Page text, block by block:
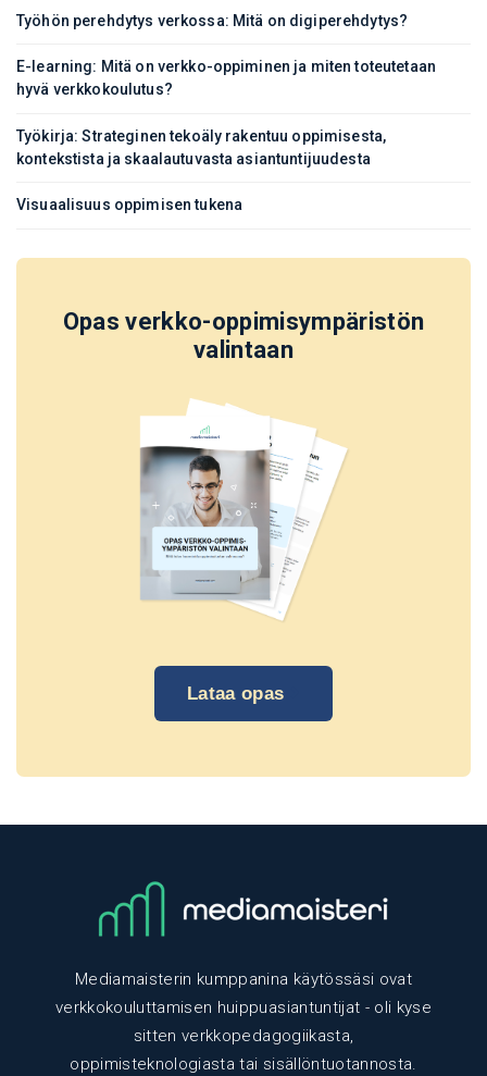
Työhön perehdytys verkossa: Mitä on digiperehdytys?
E-learning: Mitä on verkko-oppiminen ja miten toteutetaan
hyvä verkkokoulutus?
Työkirja: Strateginen tekoäly rakentuu oppimisesta,
kontekstista ja skaalautuvasta asiantuntijuudesta
Visuaalisuus oppimisen tukena
Opas verkko-oppimisympäristön
valintaan
Lataa opas
Mediamaisterin kumppanina käytössäsi ovat
verkkokouluttamisen huippuasiantuntijat - oli kyse
sitten verkkopedagogiikasta,
oppimisteknologiasta tai sisällöntuotannosta.